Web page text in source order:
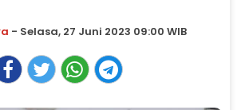
- Selasa, 27 Juni 2023 09:00 WIB